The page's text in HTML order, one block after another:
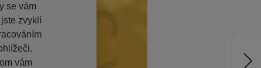
se vám
zvyklí
vám